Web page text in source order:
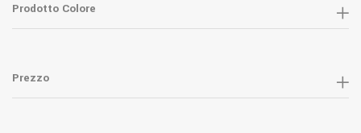
Prodotto Colore
Prezzo